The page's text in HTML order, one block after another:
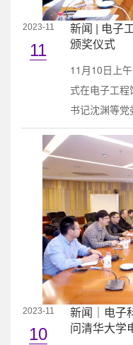
2023-11
11
新闻 | 电子
颁奖仪式
11月10日上
式在电子工
书记沈渊等党
章毓晋，获奖
了颁奖仪式
对电子系章毓
毓晋老师对电
绍了图书奖的
笔捐赠款项，
稿...
2023-11
10
新闻｜电子
问清华大学